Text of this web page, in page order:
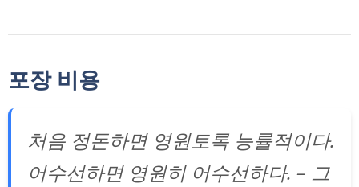
포장 비용
처음 정돈하면 영원토록 능률적이다.
어수선하면 영원히 어수선하다. – 그